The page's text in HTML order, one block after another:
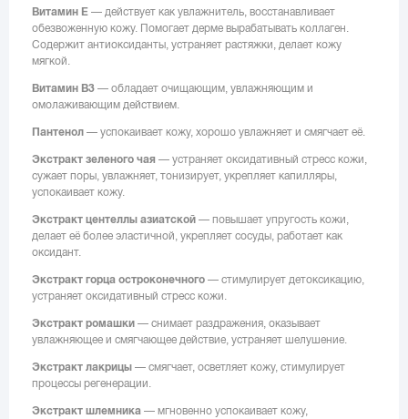
Витамин Е — действует как увлажнитель, восстанавливает
обезвоженную кожу. Помогает дерме вырабатывать коллаген.
Содержит антиоксиданты, устраняет растяжки, делает кожу
мягкой.
Витамин В3 — обладает очищающим, увлажняющим и
омолаживающим действием.
Пантенол — успокаивает кожу, хорошо увлажняет и смягчает её.
Экстракт зеленого чая — устраняет оксидативный стресс кожи,
сужает поры, увлажняет, тонизирует, укрепляет капилляры,
успокаивает кожу.
Экстракт центеллы азиатской — повышает упругость кожи,
делает её более эластичной, укрепляет сосуды, работает как
оксидант.
Экстракт горца остроконечного — стимулирует детоксикацию,
устраняет оксидативный стресс кожи.
Экстракт ромашки — снимает раздражения, оказывает
увлажняющее и смягчающее действие, устраняет шелушение.
Экстракт лакрицы — смягчает, осветляет кожу, стимулирует
процессы регенерации.
Экстракт шлемника — мгновенно успокаивает кожу,